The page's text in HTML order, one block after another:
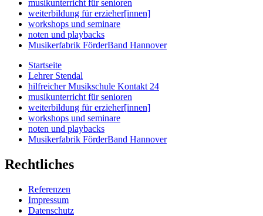
musikunterricht für senioren
weiterbildung für erzieher[innen]
workshops und seminare
noten und playbacks
Musikerfabrik FörderBand Hannover
Startseite
Lehrer Stendal
hilfreicher Musikschule Kontakt 24
musikunterricht für senioren
weiterbildung für erzieher[innen]
workshops und seminare
noten und playbacks
Musikerfabrik FörderBand Hannover
Rechtliches
Referenzen
Impressum
Datenschutz